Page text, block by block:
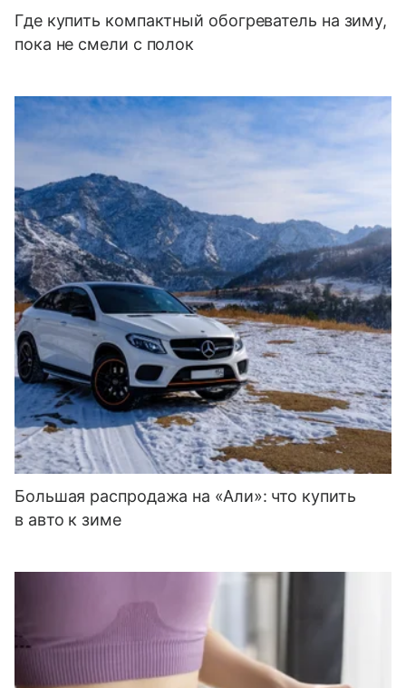
Где купить компактный обогреватель на зиму,
пока не смели с полок
Большая распродажа на «Али»: что купить
в авто к зиме